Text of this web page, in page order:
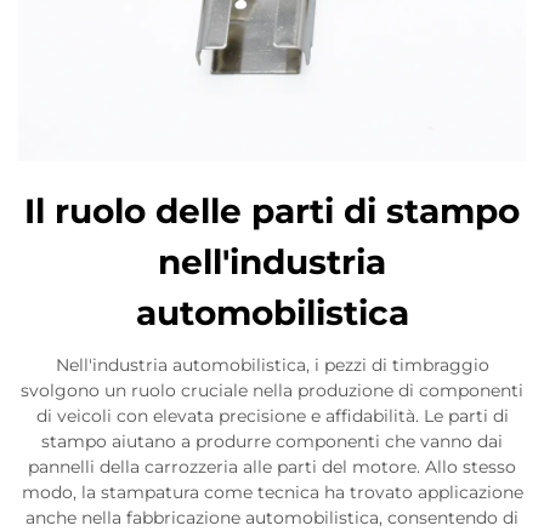
Il ruolo delle parti di stampo
nell'industria
automobilistica
Nell'industria automobilistica, i pezzi di timbraggio
svolgono un ruolo cruciale nella produzione di componenti
di veicoli con elevata precisione e affidabilità. Le parti di
stampo aiutano a produrre componenti che vanno dai
pannelli della carrozzeria alle parti del motore. Allo stesso
modo, la stampatura come tecnica ha trovato applicazione
anche nella fabbricazione automobilistica, consentendo di